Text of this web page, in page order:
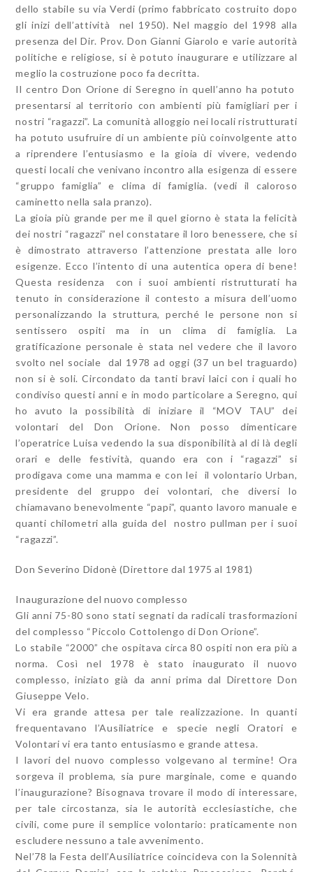
dello stabile su via Verdi (primo fabbricato costruito dopo
gli inizi dell’attività nel 1950). Nel maggio del 1998 alla
presenza del Dir. Prov. Don Gianni Giarolo e varie autorità
politiche e religiose, si è potuto inaugurare e utilizzare al
meglio la costruzione poco fa decritta.
Il centro Don Orione di Seregno in quell’anno ha potuto
presentarsi al territorio con ambienti più famigliari per i
nostri “ragazzi”. La comunità alloggio nei locali ristrutturati
ha potuto usufruire di un ambiente più coinvolgente atto
a riprendere l’entusiasmo e la gioia di vivere, vedendo
questi locali che venivano incontro alla esigenza di essere
“gruppo famiglia” e clima di famiglia. (vedi il caloroso
caminetto nella sala pranzo).
La gioia più grande per me il quel giorno è stata la felicità
dei nostri “ragazzi” nel constatare il loro benessere, che si
è dimostrato attraverso l’attenzione prestata alle loro
esigenze. Ecco l’intento di una autentica opera di bene!
Questa residenza con i suoi ambienti ristrutturati ha
tenuto in considerazione il contesto a misura dell’uomo
personalizzando la struttura, perché le persone non si
sentissero ospiti ma in un clima di famiglia. La
gratificazione personale è stata nel vedere che il lavoro
svolto nel sociale dal 1978 ad oggi (37 un bel traguardo)
non si è soli. Circondato da tanti bravi laici con i quali ho
condiviso questi anni e in modo particolare a Seregno, qui
ho avuto la possibilità di iniziare il “MOV TAU” dei
volontari del Don Orione. Non posso dimenticare
l’operatrice Luisa vedendo la sua disponibilità al di là degli
orari e delle festività, quando era con i “ragazzi” si
prodigava come una mamma e con lei il volontario Urban,
presidente del gruppo dei volontari, che diversi lo
chiamavano benevolmente “papi”, quanto lavoro manuale e
quanti chilometri alla guida del nostro pullman per i suoi
“ragazzi”.
Don Severino Didonè (Direttore dal 1975 al 1981)
Inaugurazione del nuovo complesso
Gli anni 75-80 sono stati segnati da radicali trasformazioni
del complesso “Piccolo Cottolengo di Don Orione”.
Lo stabile “2000” che ospitava circa 80 ospiti non era più a
norma. Così nel 1978 è stato inaugurato il nuovo
complesso, iniziato già da anni prima dal Direttore Don
Giuseppe Velo.
Vi era grande attesa per tale realizzazione. In quanti
frequentavano l’Ausiliatrice e specie negli Oratori e
Volontari vi era tanto entusiasmo e grande attesa.
I lavori del nuovo complesso volgevano al termine! Ora
sorgeva il problema, sia pure marginale, come e quando
l’inaugurazione? Bisognava trovare il modo di interessare,
per tale circostanza, sia le autorità ecclesiastiche, che
civili, come pure il semplice volontario: praticamente non
escludere nessuno a tale avvenimento.
Nel’78 la Festa dell’Ausiliatrice coincideva con la Solennità